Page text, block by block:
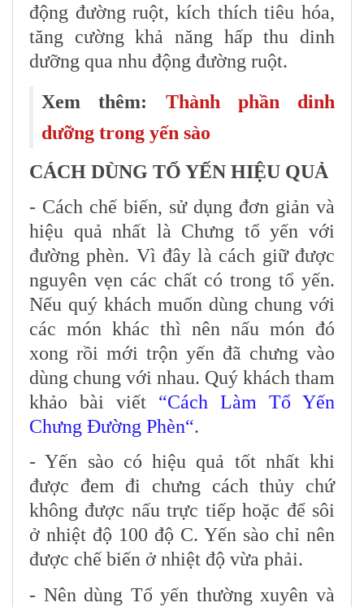
động đường ruột, kích thích tiêu hóa,
tăng cường khả năng hấp thu dinh
dưỡng qua nhu động đường ruột.
Xem thêm: Thành phần dinh
dưỡng trong yến sào
CÁCH DÙNG TỔ YẾN HIỆU QUẢ
- Cách chế biến, sử dụng đơn giản và
hiệu quả nhất là Chưng tổ yến với
đường phèn. Vì đây là cách giữ được
nguyên vẹn các chất có trong tổ yến.
Nếu quý khách muốn dùng chung với
các món khác thì nên nấu món đó
xong rồi mới trộn yến đã chưng vào
dùng chung với nhau. Quý khách tham
khảo bài viết “Cách Làm Tổ Yến
Chưng Đường Phèn“.
- Yến sào có hiệu quả tốt nhất khi
được đem đi chưng cách thủy chứ
không được nấu trực tiếp hoặc để sôi
ở nhiệt độ 100 độ C. Yến sào chỉ nên
được chế biến ở nhiệt độ vừa phải.
- Nên dùng Tổ yến thường xuyên và